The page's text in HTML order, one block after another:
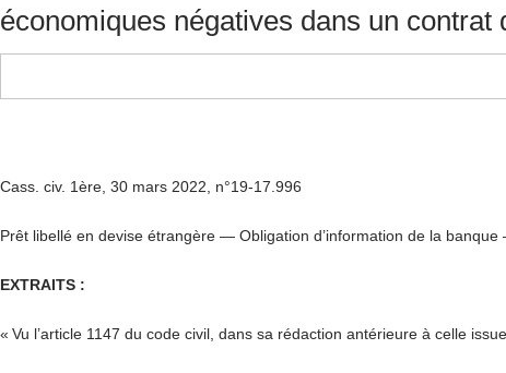
économiques négatives dans un
Cass. civ. 1ère, 30 mars 2022, n°19-17.996
Prêt libellé en devise étrangère — Obligation d’information de la
EXTRAITS :
« Vu l’article 1147 du code civil, dans sa rédaction antérieure à celle